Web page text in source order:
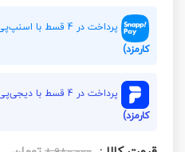
پرداخت در 4 قسط با اسنپ‌پی هر قسط
کارمزد)
پرداخت در 4 قسط با دیجی‌پی هر قسط
کارمزد)